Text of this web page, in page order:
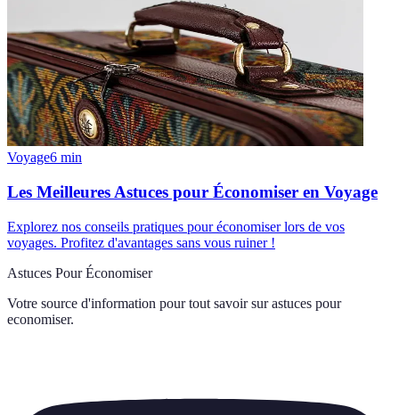
Voyage6 min
Les Meilleures Astuces pour Économiser en Voyage
Explorez nos conseils pratiques pour économiser lors de vos
voyages. Profitez d'avantages sans vous ruiner !
Astuces Pour Économiser
Votre source d'information pour tout savoir sur astuces pour
economiser.